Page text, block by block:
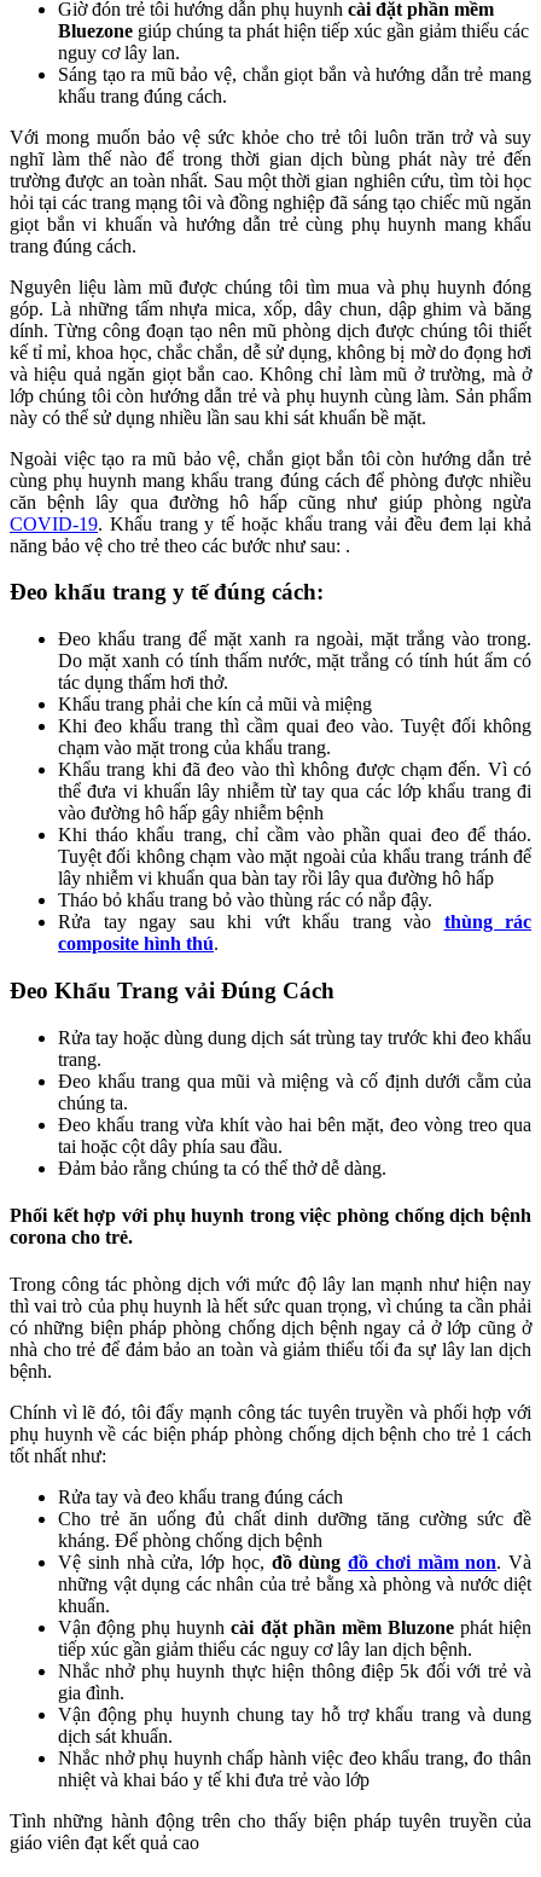
Giờ đón trẻ tôi hướng dẫn phụ huynh cài đặt phần mềm
Bluezone giúp chúng ta phát hiện tiếp xúc gần giảm thiểu các
nguy cơ lây lan.
Sáng tạo ra mũ bảo vệ, chắn giọt bắn và hướng dẫn trẻ mang
khẩu trang đúng cách.
Với mong muốn bảo vệ sức khỏe cho trẻ tôi luôn trăn trở và suy
nghĩ làm thế nào để trong thời gian dịch bùng phát này trẻ đến
trường được an toàn nhất. Sau một thời gian nghiên cứu, tìm tòi học
hỏi tại các trang mạng tôi và đồng nghiệp đã sáng tạo chiếc mũ ngăn
giọt bắn vi khuẩn và hướng dẫn trẻ cùng phụ huynh mang khẩu
trang đúng cách.
Nguyên liệu làm mũ được chúng tôi tìm mua và phụ huynh đóng
góp. Là những tấm nhựa mica, xốp, dây chun, dập ghim và băng
dính. Từng công đoạn tạo nên mũ phòng dịch được chúng tôi thiết
kế tỉ mỉ, khoa học, chắc chắn, dễ sử dụng, không bị mờ do đọng hơi
và hiệu quả ngăn giọt bắn cao. Không chỉ làm mũ ở trường, mà ở
lớp chúng tôi còn hướng dẫn trẻ và phụ huynh cùng làm. Sản phẩm
này có thể sử dụng nhiều lần sau khi sát khuẩn bề mặt.
Ngoài việc tạo ra mũ bảo vệ, chắn giọt bắn tôi còn hướng dẫn trẻ
cùng phụ huynh mang khẩu trang đúng cách để phòng được nhiều
căn bệnh lây qua đường hô hấp cũng như giúp phòng ngừa
COVID-19. Khẩu trang y tế hoặc khẩu trang vải đều đem lại khả
năng bảo vệ cho trẻ theo các bước như sau: .
Đeo khẩu trang y tế đúng cách:
Đeo khẩu trang để mặt xanh ra ngoài, mặt trắng vào trong.
Do mặt xanh có tính thấm nước, mặt trắng có tính hút ẩm có
tác dụng thấm hơi thở.
Khẩu trang phải che kín cả mũi và miệng
Khi đeo khẩu trang thì cầm quai đeo vào. Tuyệt đối không
chạm vào mặt trong của khẩu trang.
Khẩu trang khi đã đeo vào thì không được chạm đến. Vì có
thể đưa vi khuẩn lây nhiễm từ tay qua các lớp khẩu trang đi
vào đường hô hấp gây nhiễm bệnh
Khi tháo khẩu trang, chỉ cầm vào phần quai đeo để tháo.
Tuyệt đối không chạm vào mặt ngoài của khẩu trang tránh để
lây nhiễm vi khuẩn qua bàn tay rồi lây qua đường hô hấp
Tháo bỏ khẩu trang bỏ vào thùng rác có nắp đậy.
Rửa tay ngay sau khi vứt khẩu trang vào thùng rác
composite hình thú.
Đeo Khẩu Trang vải Đúng Cách
Rửa tay hoặc dùng dung dịch sát trùng tay trước khi đeo khẩu
trang.
Đeo khẩu trang qua mũi và miệng và cố định dưới cằm của
chúng ta.
Đeo khẩu trang vừa khít vào hai bên mặt, đeo vòng treo qua
tai hoặc cột dây phía sau đầu.
Đảm bảo rằng chúng ta có thể thở dễ dàng.
Phối kết hợp với phụ huynh trong việc phòng chống dịch bệnh
corona cho trẻ.
Trong công tác phòng dịch với mức độ lây lan mạnh như hiện nay
thì vai trò của phụ huynh là hết sức quan trọng, vì chúng ta cần phải
có những biện pháp phòng chống dịch bệnh ngay cả ở lớp cũng ở
nhà cho trẻ để đảm bảo an toàn và giảm thiểu tối đa sự lây lan dịch
bệnh.
Chính vì lẽ đó, tôi đẩy mạnh công tác tuyên truyền và phối hợp với
phụ huynh về các biện pháp phòng chống dịch bệnh cho trẻ 1 cách
tốt nhất như:
Rửa tay và đeo khẩu trang đúng cách
Cho trẻ ăn uống đủ chất dinh dưỡng tăng cường sức đề
kháng. Để phòng chống dịch bệnh
Vệ sinh nhà cửa, lớp học, đồ dùng đồ chơi mầm non. Và
những vật dụng các nhân của trẻ bằng xà phòng và nước diệt
khuẩn.
Vận động phụ huynhcài đặt phần mềm Bluzonephát hiện
tiếp xúc gần giảm thiểu các nguy cơ lây lan dịch bệnh.
Nhắc nhở phụ huynh thực hiện thông điệp 5k đối với trẻ và
gia đình.
Vận động phụ huynh chung tay hỗ trợ khẩu trang và dung
dịch sát khuẩn.
Nhắc nhở phụ huynh chấp hành việc đeo khẩu trang, đo thân
nhiệt và khai báo y tế khi đưa trẻ vào lớp
Tình những hành động trên cho thấy biện pháp tuyên truyền của
giáo viên đạt kết quả cao